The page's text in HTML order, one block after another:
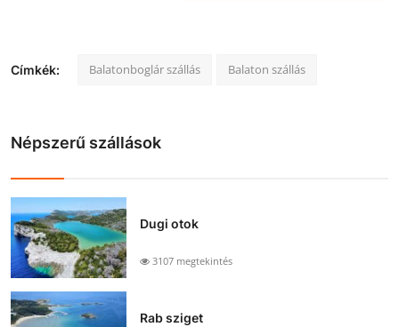
Címkék: Balatonboglár szállás Balaton szállás
Népszerű szállások
Dugi otok
3107 megtekintés
Rab sziget